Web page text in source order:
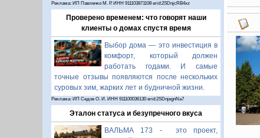
Реклама: ИП Павленко М. Р. ИНН 911103871108 erid:2SDnjcRB4xz
Проверено временем: что говорят наши
клиенты о домах спустя время
Выбор дома — это инвестиция в
комфорт, который должен
работать годами. И самые
точные отзывы появляются после нескольких
суровых зим, жарких лет и будничной жизни.
Реклама: ИП Седов О. И. ИНН 911100036130 erid:2SDnjegnNa7
Эталон статуса и безупречного вкуса
ВАЛЬМА 173 - это проект,